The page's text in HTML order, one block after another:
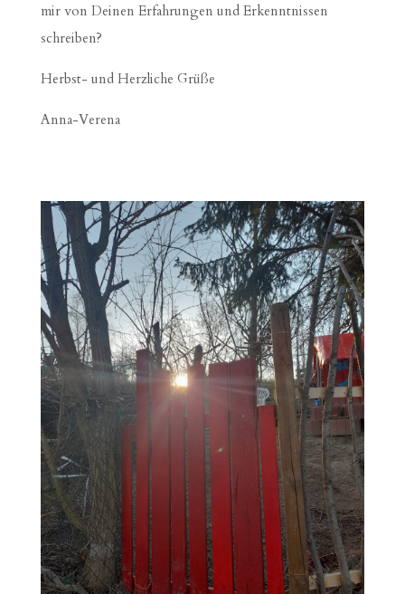
mir von Deinen Erfahrungen und Erkenntnissen
schreiben?
Herbst- und Herzliche Grüße
Anna-Verena